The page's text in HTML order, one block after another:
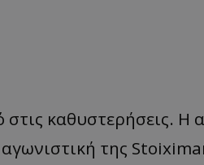
καθυστερήσεις. Η
της